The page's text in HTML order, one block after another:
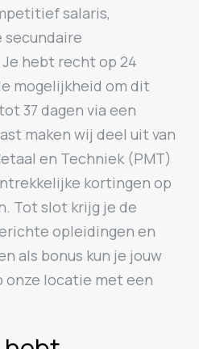
salaris,
secundaire
hebt recht op 24
mogelijkheid om dit
37 dagen via een
maken wij deel uit van
en Techniek (PMT)
kortingen op
Tot slot krijg je de
opleidingen en
als bonus kun je jouw
onze locatie met een